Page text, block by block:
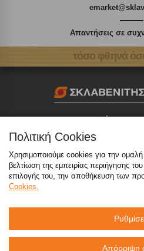
Απαντήσεις σε
τόσο φθηνά
Καταστήματα
eMarket
Πολιτική Cookies
Χρησιμοποιούμε cookies για την ομαλή
βελτίωση της εμπειρίας περιήγησης
επιλογής του, την αποθήκευση των
Cookies.
Απόρριψη